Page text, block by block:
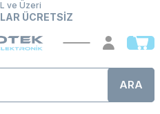
ve Üzeri
ÜCRETSİZ
ARA